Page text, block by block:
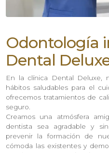
Odontología
Dental
En la clínica Dental Deluxe,
hábitos saludables para el
ofrecemos tratamientos de
seguro.
Creamos una atmósfera
dentista sea agradable y
prevenir la formación de
cómoda las existentes y